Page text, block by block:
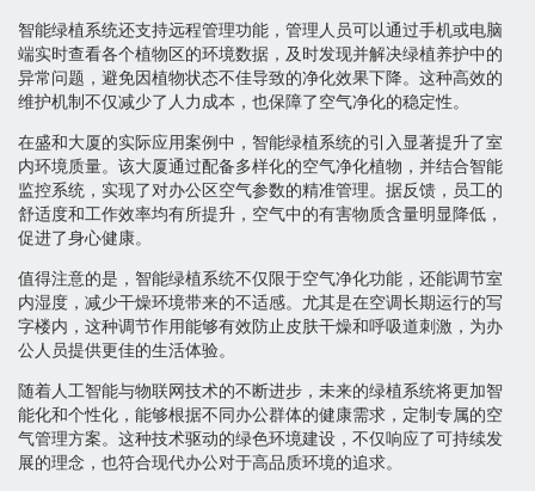
智能绿植系统还支持远程管理功能，管理人员可以通过手机或电脑
端实时查看各个植物区的环境数据，及时发现并解决绿植养护中的
异常问题，避免因植物状态不佳导致的净化效果下降。这种高效的
维护机制不仅减少了人力成本，也保障了空气净化的稳定性。
在盛和大厦的实际应用案例中，智能绿植系统的引入显著提升了室
内环境质量。该大厦通过配备多样化的空气净化植物，并结合智能
监控系统，实现了对办公区空气参数的精准管理。据反馈，员工的
舒适度和工作效率均有所提升，空气中的有害物质含量明显降低，
促进了身心健康。
值得注意的是，智能绿植系统不仅限于空气净化功能，还能调节室
内湿度，减少干燥环境带来的不适感。尤其是在空调长期运行的写
字楼内，这种调节作用能够有效防止皮肤干燥和呼吸道刺激，为办
公人员提供更佳的生活体验。
随着人工智能与物联网技术的不断进步，未来的绿植系统将更加智
能化和个性化，能够根据不同办公群体的健康需求，定制专属的空
气管理方案。这种技术驱动的绿色环境建设，不仅响应了可持续发
展的理念，也符合现代办公对于高品质环境的追求。